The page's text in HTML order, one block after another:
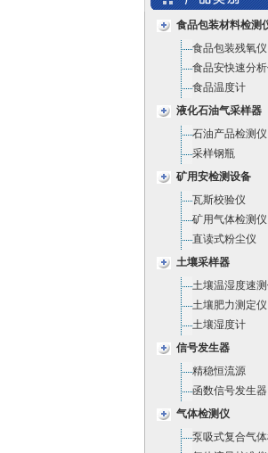
食品包装材料检测
食品包装残氧仪
食品安快速分
食品温度计
液化石油气采样器
石油产品检测仪
采样钢瓶
矿用安检测设备
瓦斯校验仪
矿用气体检测仪
直读式粉尘仪
土壤采样器
土壤温湿度速
土壤肥力测定仪
土壤湿度计
信号发生器
精稳恒流源
函数信号发生器
气体检测仪
泵吸式复合气